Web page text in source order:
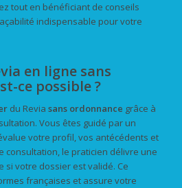
tout en bénéficiant de conseils
indispensable pour votre
en ligne sans
ce possible ?
du Revia sans ordonnance grâce à
Vous êtes guidé par un
votre profil, vos antécédents et
consultation, le praticien délivre une
si votre dossier est validé. Ce
françaises et assure votre